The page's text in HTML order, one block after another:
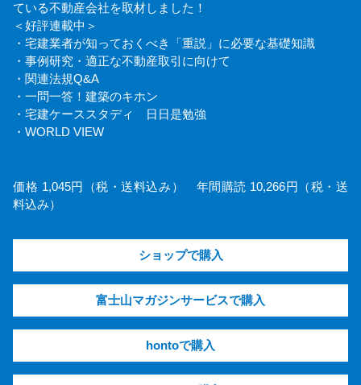
ている不動産会社を取材しました！
＜好評連載中＞
・宅建業者が知っておくべき「重説」に必要な基礎知識
・事例研究・適正な不動産取引に向けて
・関連法規Q&A
・一問一答！建築のキホン
・宅建ケーススタディ 日日是勉強
・WORLD VIEW
価格 1,045円（税・送料込み） 年間購読 10,266円（税・送
料込み）
ショップで購入
富士山マガジンサービスで購入
hontoで購入